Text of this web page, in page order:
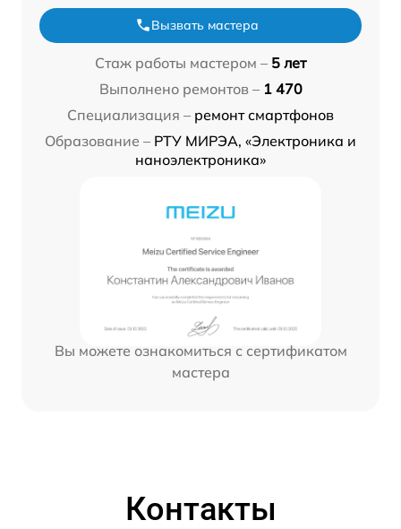
Вызвать мастера
Стаж работы мастером – 5 лет
Выполнено ремонтов – 1 470
Специализация – ремонт смартфонов
Образование – РТУ МИРЭА, «Электроника и
наноэлектроника»
Вы можете ознакомиться с сертификатом
мастера
Контакты